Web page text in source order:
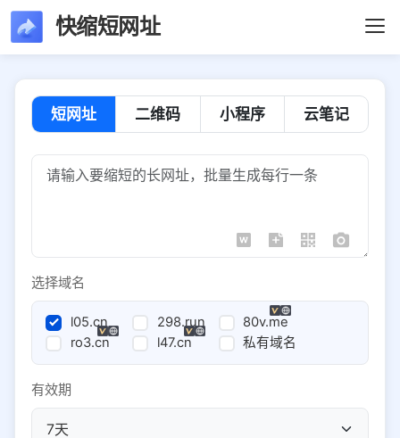
快缩短网址
短网址 二维码 小程序 云笔记
选择域名
l05.cn 298.run
80v.me
ro3.cn
l47.cn 私有域名
有效期